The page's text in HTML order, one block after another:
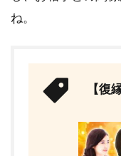
ね。
【復